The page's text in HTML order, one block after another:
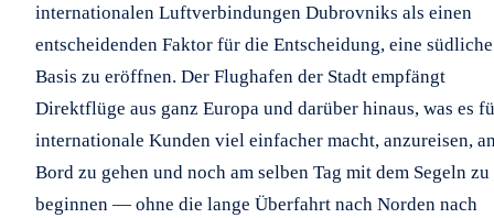
internationalen Luftverbindungen Dubrovniks als einen
entscheidenden Faktor für die Entscheidung, eine südliche
Basis zu eröffnen. Der Flughafen der Stadt empfängt
Direktflüge aus ganz Europa und darüber hinaus, was es
internationale Kunden viel einfacher macht, anzureisen,
Bord zu gehen und noch am selben Tag mit dem Segeln zu
beginnen — ohne die lange Überfahrt nach Norden nach